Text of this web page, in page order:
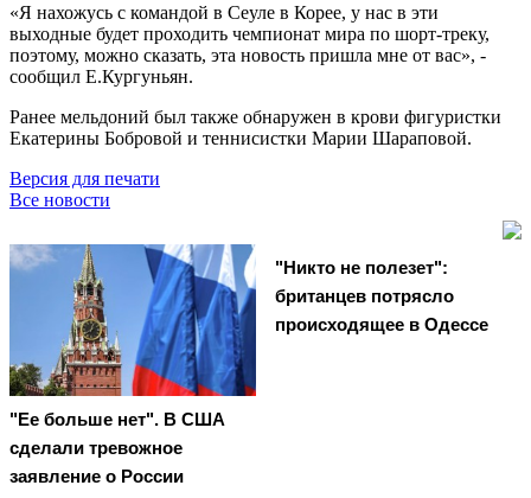
«Я нахожусь с командой в Сеуле в Корее, у нас в эти
выходные будет проходить чемпионат мира по шорт-треку,
поэтому, можно сказать, эта новость пришла мне от вас», -
сообщил Е.Кургуньян.
Ранее мельдоний был также обнаружен в крови фигуристки
Екатерины Бобровой и теннисистки Марии Шараповой.
Версия для печати
Все новости
"Ее больше нет". В США
сделали тревожное
заявление о России
"Никто не полезет":
британцев потрясло
происходящее в Одессе